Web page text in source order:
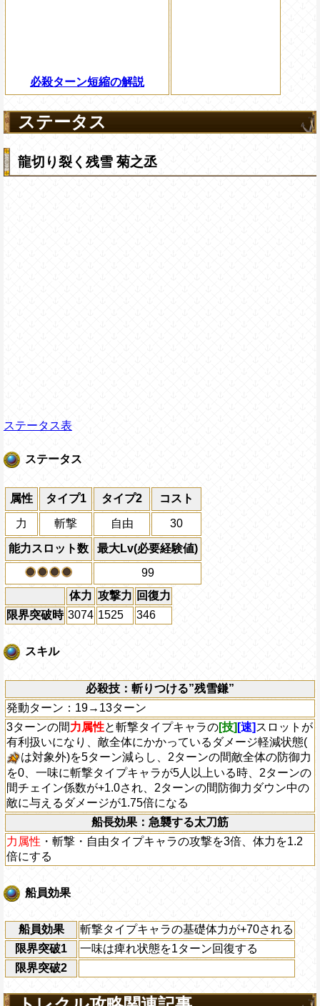
必殺ターン短縮の解説
ステータス
龍切り裂く残雪 菊之丞
ステータス表
ステータス
属性 タイプ1 タイプ2 コスト
力 斬撃 自由 30
能力スロット数
最大Lv(必要経験値)
99
体力 攻撃力 回復力
限界突破時 3074 1525 346
スキル
必殺技：斬りつける”残雪鎌”
発動ターン：19→13ターン
3ターンの間力属性と斬撃タイプキャラの[技] [速] スロットが
有利扱いになり、敵全体にかかっているダメージ軽減状態(
は対象外)を5ターン減らし、2ターンの間敵全体の防御力
を0、一味に斬撃タイプキャラが5人以上いる時、2ターンの
間チェイン係数が+1.0され、2ターンの間防御力ダウン中の
敵に与えるダメージが1.75倍になる
船長効果：急襲する太刀筋
力属性 ・斬撃・自由タイプキャラの攻撃を3倍、体力を1.2
倍にする
船員効果
船員効果
斬撃タイプキャラの基礎体力が+70される
限界突破1
一味は痺れ状態を1ターン回復する
限界突破2